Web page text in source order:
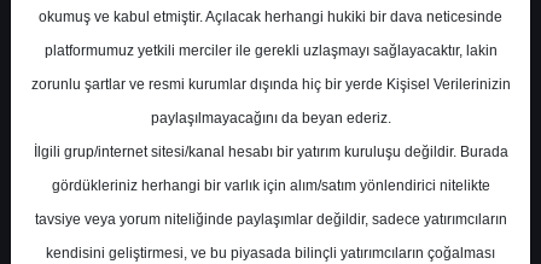
Salı, 28 Nisan 2026
En Yüksek Tahmin 510,00 ₺
okumuş ve kabul etmiştir. Açılacak herhangi hukiki bir dava neticesinde
platformumuz yetkili merciler ile gerekli uzlaşmayı sağlayacaktır, lakin
zorunlu şartlar ve resmi kurumlar dışında hiç bir yerde Kişisel Verilerinizin
paylaşılmayacağını da beyan ederiz.
İlgili grup/internet sitesi/kanal hesabı bir yatırım kuruluşu değildir. Burada
gördükleriniz herhangi bir varlık için alım/satım yönlendirici nitelikte
tavsiye veya yorum niteliğinde paylaşımlar değildir, sadece yatırımcıların
kendisini geliştirmesi, ve bu piyasada bilinçli yatırımcıların çoğalması